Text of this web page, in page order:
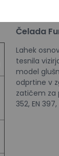
Čelada
Lahek
tesnila
model
odprtine v
zatičem za
352, EN 397,